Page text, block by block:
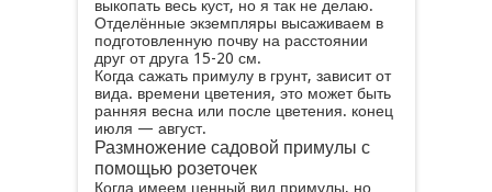
выкопать весь куст, но я так не делаю.
Отделённые экземпляры высаживаем в
подготовленную почву на расстоянии
друг от друга 15-20 см.
Когда сажать примулу в грунт, зависит от
вида. времени цветения, это может быть
ранняя весна или после цветения. конец
июля — август.
Размножение садовой примулы с
помощью розеточек
Когда имеем ценный вид примулы, но